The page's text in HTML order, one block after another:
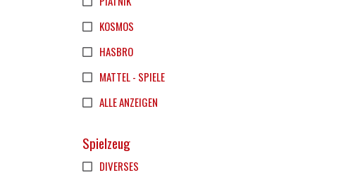
KOSMOS
HASBRO
MATTEL - SPIELE
ALLE ANZEIGEN
Spielzeug
DIVERSES